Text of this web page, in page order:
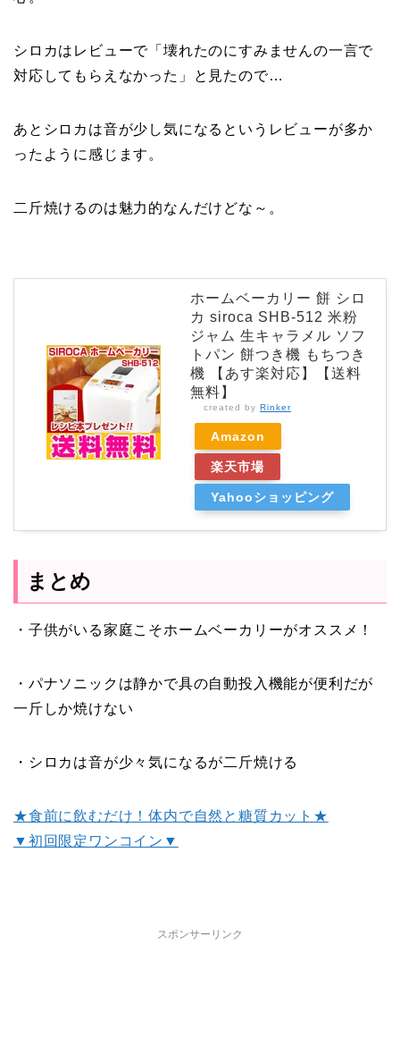
シロカはレビューで「壊れたのにすみませんの一言で
対応してもらえなかった」と見たので…
あとシロカは音が少し気になるというレビューが多か
ったように感じます。
二斤焼けるのは魅力的なんだけどな～。
ホームベーカリー 餅 シロ
カ siroca SHB-512 米粉
ジャム 生キャラメル ソフ
トパン 餅つき機 もちつき
機 【あす楽対応】【送料
無料】
created by Rinker
Amazon
楽天市場
Yahooショッピング
まとめ
・子供がいる家庭こそホームベーカリーがオススメ！
・パナソニックは静かで具の自動投入機能が便利だが
一斤しか焼けない
・シロカは音が少々気になるが二斤焼ける
★食前に飲むだけ！体内で自然と糖質カット★
▼初回限定ワンコイン▼
スポンサーリンク